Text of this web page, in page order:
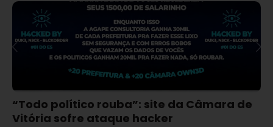
“Todo político rouba”: site da Câmara de
Vitória sofre ataque hacker